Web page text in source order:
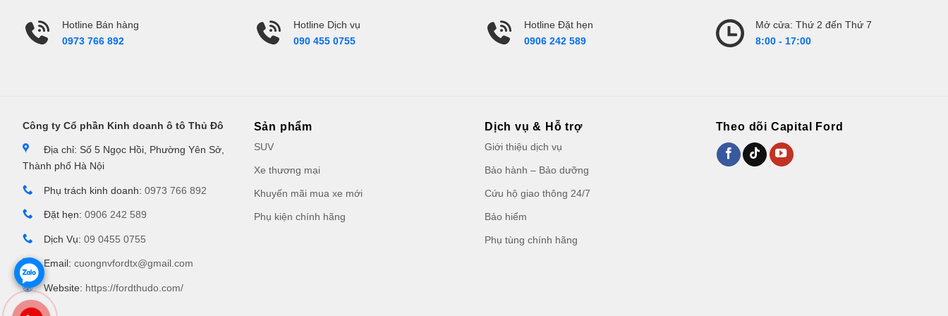
Hotline Bán hàng
0973 766 892
Hotline Dịch vụ
090 455 0755
Hotline Đặt hẹn
0906 242 589
Mở cửa: Thứ 2 đến Thứ 7
8:00 - 17:00
Công ty Cổ phần Kinh doanh ô tô Thủ Đô
Địa chỉ: Số 5 Ngọc Hồi, Phường Yên Sở,
Thành phố Hà Nội
Phụ trách kinh doanh: 0973 766 892
Đặt hẹn: 0906 242 589
Dịch Vụ: 09 0455 0755
Email: cuongnvfordtx@gmail.com
Website: https://fordthudo.com/
Sản phẩm
SUV
Xe thương mại
Khuyến mãi mua xe mới
Phụ kiện chính hãng
Dịch vụ & Hỗ trợ
Giới thiệu dịch vụ
Bảo hành – Bảo dưỡng
Cứu hộ giao thông 24/7
Bảo hiểm
Phụ tùng chính hãng
Theo dõi Capital Ford